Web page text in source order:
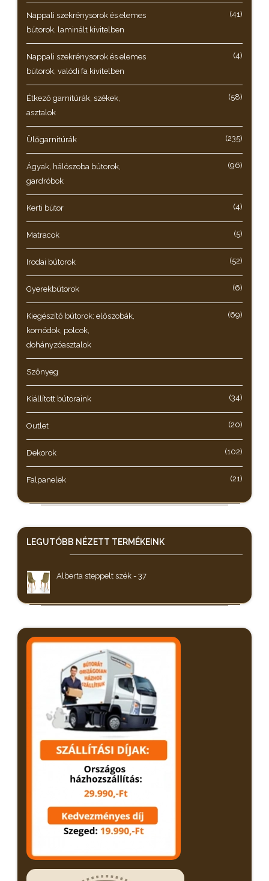
Nappali szekrénysorok és elemes
bútorok, laminált kivitelben
(41)
Nappali szekrénysorok és elemes
bútorok, valódi fa kivitelben
(4)
Étkező garnitúrák, székek,
asztalok
(58)
Ülőgarnitúrák (235)
Ágyak, hálószoba bútorok,
gardróbok
(96)
Kerti bútor (4)
Matracok (5)
Irodai bútorok (52)
Gyerekbútorok (6)
Kiegészítő bútorok: előszobák,
komódok, polcok,
dohányzóasztalok
(69)
Szőnyeg
Kiállított bútoraink (34)
Outlet (20)
Dekorok (102)
Falpanelek (21)
LEGUTÓBB NÉZETT TERMÉKEINK
Alberta steppelt szék - 37